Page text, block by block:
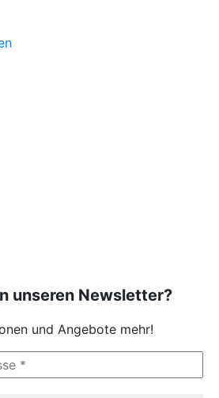
unseren Newsletter?
und Angebote mehr!